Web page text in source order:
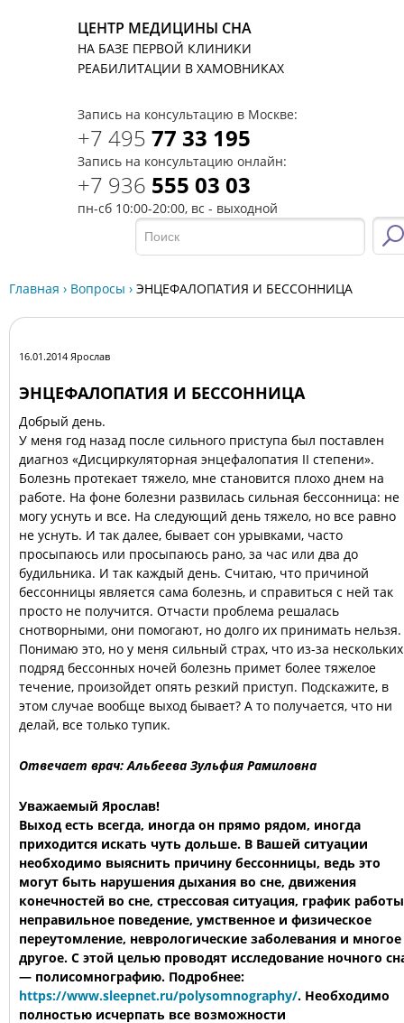
ЦЕНТР МЕДИЦИНЫ СНА
НА БАЗЕ ПЕРВОЙ КЛИНИКИ
РЕАБИЛИТАЦИИ В ХАМОВНИКАХ
Запись на консультацию в Москве:
+7 495 77 33 195
Запись на консультацию онлайн:
+7 936 555 03 03
пн-сб 10:00-20:00, вс - выходной
Главная › Вопросы › ЭНЦЕФАЛОПАТИЯ И БЕССОННИЦА
16.01.2014 Ярослав
ЭНЦЕФАЛОПАТИЯ И БЕССОННИЦА
Добрый день.
У меня год назад после сильного приступа был поставлен
диагноз «Дисциркуляторная энцефалопатия II степени».
Болезнь протекает тяжело, мне становится плохо днем на
работе. На фоне болезни развилась сильная бессонница: не
могу уснуть и все. На следующий день тяжело, но все равно
не уснуть. И так далее, бывает сон урывками, часто
просыпаюсь или просыпаюсь рано, за час или два до
будильника. И так каждый день. Считаю, что причиной
бессонницы является сама болезнь, и справиться с ней так
просто не получится. Отчасти проблема решалась
снотворными, они помогают, но долго их принимать нельзя.
Понимаю это, но у меня сильный страх, что из-за нескольких
подряд бессонных ночей болезнь примет более тяжелое
течение, произойдет опять резкий приступ. Подскажите, в
этом случае вообще выход бывает? А то получается, что ни
делай, все только тупик.
Отвечает врач: Альбеева Зульфия Рамиловна
Уважаемый Ярослав!
Выход есть всегда, иногда он прямо рядом, иногда
приходится искать чуть дольше. В Вашей ситуации
необходимо выяснить причину бессонницы, ведь это
могут быть нарушения дыхания во сне, движения
конечностей во сне, стрессовая ситуация, график
неправильное поведение, умственное и физическое
переутомление, неврологические заболевания и многое
другое. С этой целью проводят исследование ночного
— полисомнографию. Подробнее:
https://www.sleepnet.ru/polysomnography/. Необходимо
полностью исчерпать все возможности